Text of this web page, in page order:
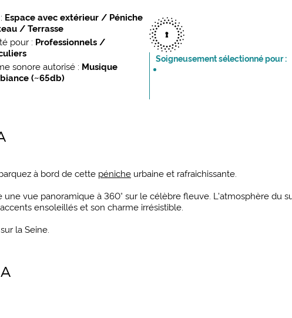
Espace avec extérieur / Péniche
/ Bateau / Terrasse
pour : Professionnels /
sonore autorisé : Musique
(~65db)
Soigneusement sélectionné pour :
à bord de cette péniche urbaine et rafraichissante.
vue panoramique à 360° sur le célèbre fleuve. L'atmosphère du
ensoleillés et son charme irrésistible.
la Seine.